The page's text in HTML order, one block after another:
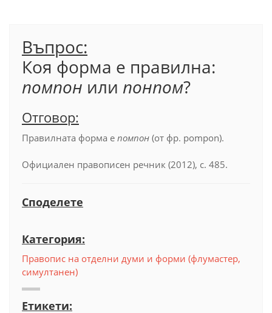
Въпрос:
Коя форма е правилна:
помпон или понпом?
Отговор:
Правилната форма е помпон (от фр. pompon).
Официален правописен речник (2012), с. 485.
Споделете
Категория:
Правопис на отделни думи и форми (флумастер,
симултанен)
Етикети: